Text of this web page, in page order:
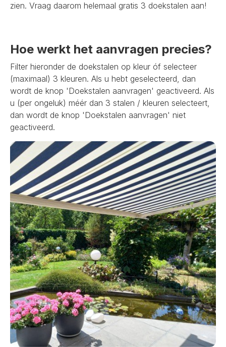
zien. Vraag daarom helemaal gratis 3 doekstalen aan!
Hoe werkt het aanvragen precies?
Filter hieronder de doekstalen op kleur óf selecteer
(maximaal) 3 kleuren. Als u hebt geselecteerd, dan
wordt de knop 'Doekstalen aanvragen' geactiveerd. Als
u (per ongeluk) méér dan 3 stalen / kleuren selecteert,
dan wordt de knop 'Doekstalen aanvragen' niet
geactiveerd.